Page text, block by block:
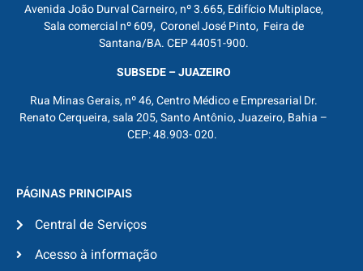
Avenida João Durval Carneiro, nº 3.665, Edifício Multiplace,
Sala comercial nº 609, Coronel José Pinto, Feira de
Santana/BA. CEP 44051-900.
SUBSEDE – JUAZEIRO
Rua Minas Gerais, nº 46, Centro Médico e Empresarial Dr.
Renato Cerqueira, sala 205, Santo Antônio, Juazeiro, Bahia –
CEP: 48.903- 020.
PÁGINAS PRINCIPAIS
Central de Serviços
Acesso à informação